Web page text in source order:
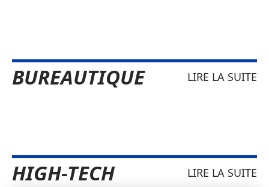
BUREAUTIQUE LIRE LA SUITE
HIGH-TECH LIRE LA SUITE